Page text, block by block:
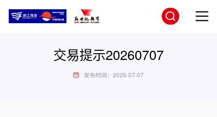
交易提示20260707
发布时间：2026-07-07